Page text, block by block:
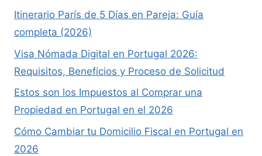
Itinerario París de 5 Días en Pareja: Guía
completa (2026)
Visa Nómada Digital en Portugal 2026:
Requisitos, Beneficios y Proceso de Solicitud
Estos son los Impuestos al Comprar una
Propiedad en Portugal en el 2026
Cómo Cambiar tu Domicilio Fiscal en Portugal en
2026